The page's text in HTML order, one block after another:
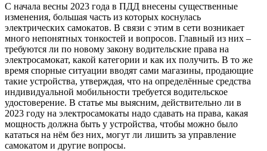
С начала весны 2023 года в ПДД внесены существенные
изменения, большая часть из которых коснулась
электрических самокатов. В связи с этим в сети возникает
много непонятных тонкостей и вопросов. Главный из них –
требуются ли по новому закону водительские права на
электросамокат, какой категории и как их получить. В то же
время спорные ситуации вводят сами магазины, продающие
такие устройства, утверждая, что на определённые средства
индивидуальной мобильности требуется водительское
удостоверение. В статье мы выясним, действительно ли в
2023 году на электросамокаты надо сдавать на права, какая
мощность должна быть у устройства, чтобы можно было
кататься на нём без них, могут ли лишить за управление
самокатом и другие вопросы.